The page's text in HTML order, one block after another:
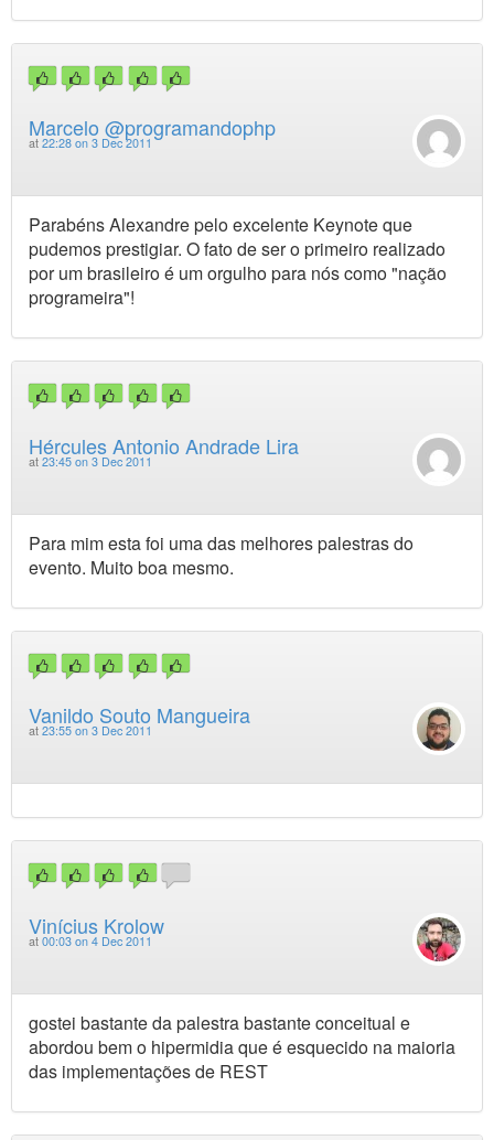
Marcelo @programandophp
at 22:28 on 3 Dec 2011
Parabéns Alexandre pelo excelente Keynote que
pudemos prestigiar. O fato de ser o primeiro realizado
por um brasileiro é um orgulho para nós como "nação
programeira"!
Hércules Antonio Andrade Lira
at 23:45 on 3 Dec 2011
Para mim esta foi uma das melhores palestras do
evento. Muito boa mesmo.
Vanildo Souto Mangueira
at 23:55 on 3 Dec 2011
Vinícius Krolow
at 00:03 on 4 Dec 2011
gostei bastante da palestra bastante conceitual e
abordou bem o hipermidia que é esquecido na maioria
das implementações de REST